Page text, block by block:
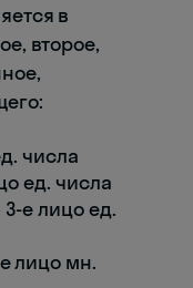
в
второе,
числа
ед. числа
е лицо ед.
лицо мн.